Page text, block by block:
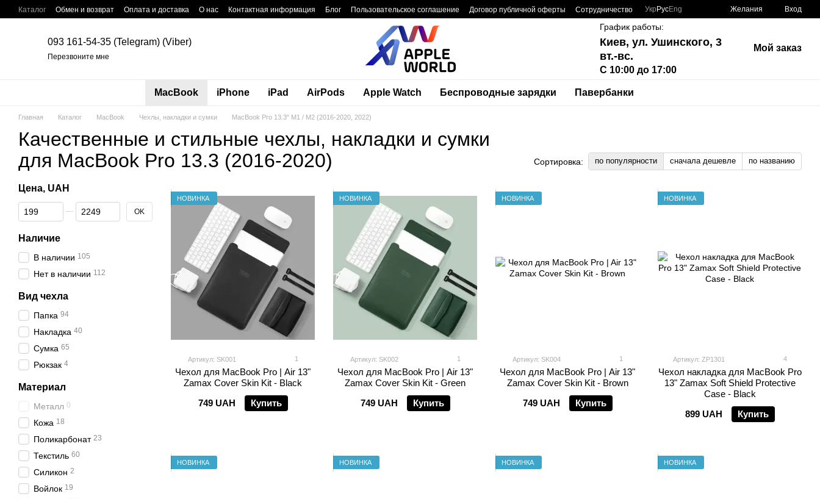
Перейти к основному контенту
Каталог Обмен и возврат Оплата и доставка О нас Контактная информация Блог Пользовательское соглашение Договор публичной оферты Сотрудничество Укр РусEng Желания Вход
093 161-54-35 (Telegram) (Viber)
Перезвоните мне
График работы:
Киев, ул. Ушинского, 3
вт.-вс.
С 10:00 до 17:00
Мой заказ
MacBook iPhone iPad AirPods Apple Watch Беспроводные зарядки Павербанки
Главная Каталог MacBook Чехлы, накладки и сумки MacBook Pro 13.3" M1 / M2 (2016-2020, 2022)
Качественные и стильные чехлы, накладки и сумки
для MacBook Pro 13.3 (2016-2020)
Сортировка: по популярности сначала дешевле по названию
НОВИНКА
Артикул: SK001 1
Чехол для MacBook Pro | Air 13"
Zamax Cover Skin Kit - Black
749 UAH
Купить
НОВИНКА
Артикул: SK002 1
Чехол для MacBook Pro | Air 13"
Zamax Cover Skin Kit - Green
749 UAH
Купить
НОВИНКА
Артикул: SK004 1
Чехол для MacBook Pro | Air 13"
Zamax Cover Skin Kit - Brown
749 UAH
Купить
НОВИНКА
Артикул: ZP1301 4
Чехол накладка для MacBook Pro
13" Zamax Soft Shield Protective
Case - Black
899 UAH
Купить
НОВИНКА НОВИНКА НОВИНКА НОВИНКА
Цена, UAH
От Цена, UAH
До Цена, UAH OK
Наличие
В наличии 105
Нет в наличии 112
Вид чехла
Папка 94
Накладка 40
Сумка 65
Рюкзак 4
Материал
Металл 0
Кожа 18
Поликарбонат 23
Текстиль 60
Силикон 2
Войлок 19